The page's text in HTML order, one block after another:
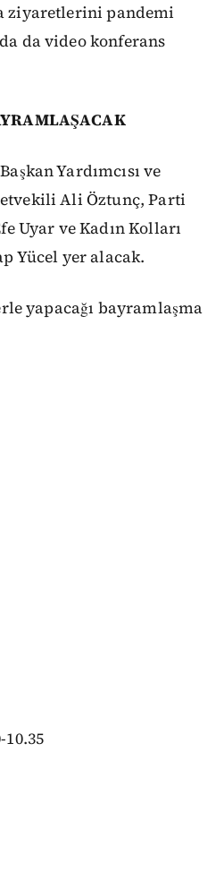
ziyaretlerini pandemi
da video konferans
Yardımcısı ve
Ali Öztunç, Parti
Uyar ve Kadın Kolları
Yücel yer alacak.
yapacağı bayramlaşma
10.35